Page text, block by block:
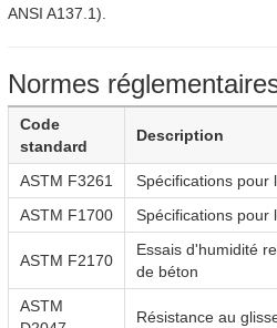
ANSI A137.1).
Normes
Code
standard
Description
ASTM F3261
Spécifications pour
ASTM F1700
Spécifications pour
ASTM F2170
Essais d'humidité
de béton
ASTM
Résistance au